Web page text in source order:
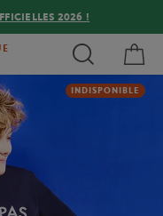
2026 !
INDISPONIBLE